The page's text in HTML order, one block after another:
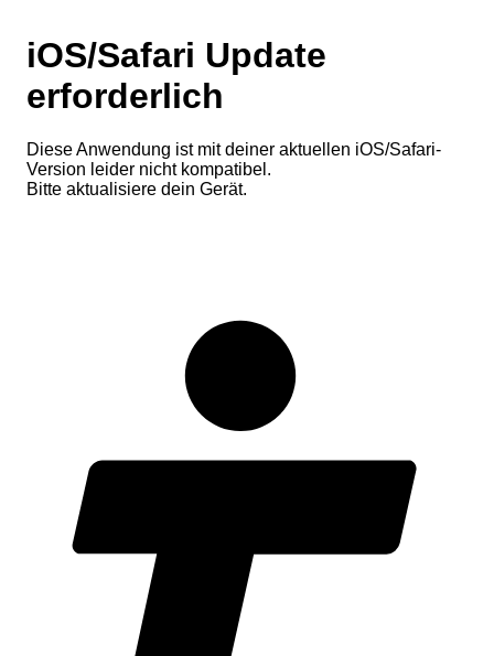
iOS/Safari Update
erforderlich
Diese Anwendung ist mit deiner aktuellen iOS/Safari-
Version leider nicht kompatibel.
Bitte aktualisiere dein Gerät.